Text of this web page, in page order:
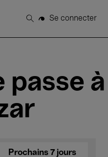
Rechercher
Se connecter
passe à
Prochains 7 jours